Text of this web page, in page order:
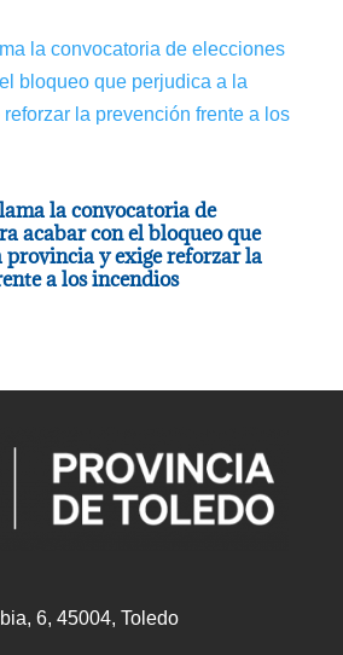
la convocatoria de
acabar con el bloqueo que
provincia y exige reforzar la
a los incendios
6, 45004, Toledo